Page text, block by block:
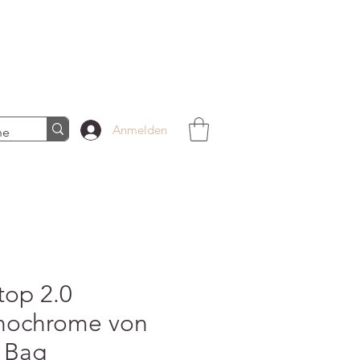
Anmelden
2.0
von